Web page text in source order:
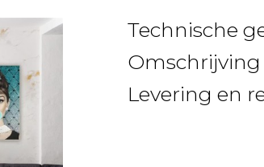
Technische
Omschrijving
Levering en